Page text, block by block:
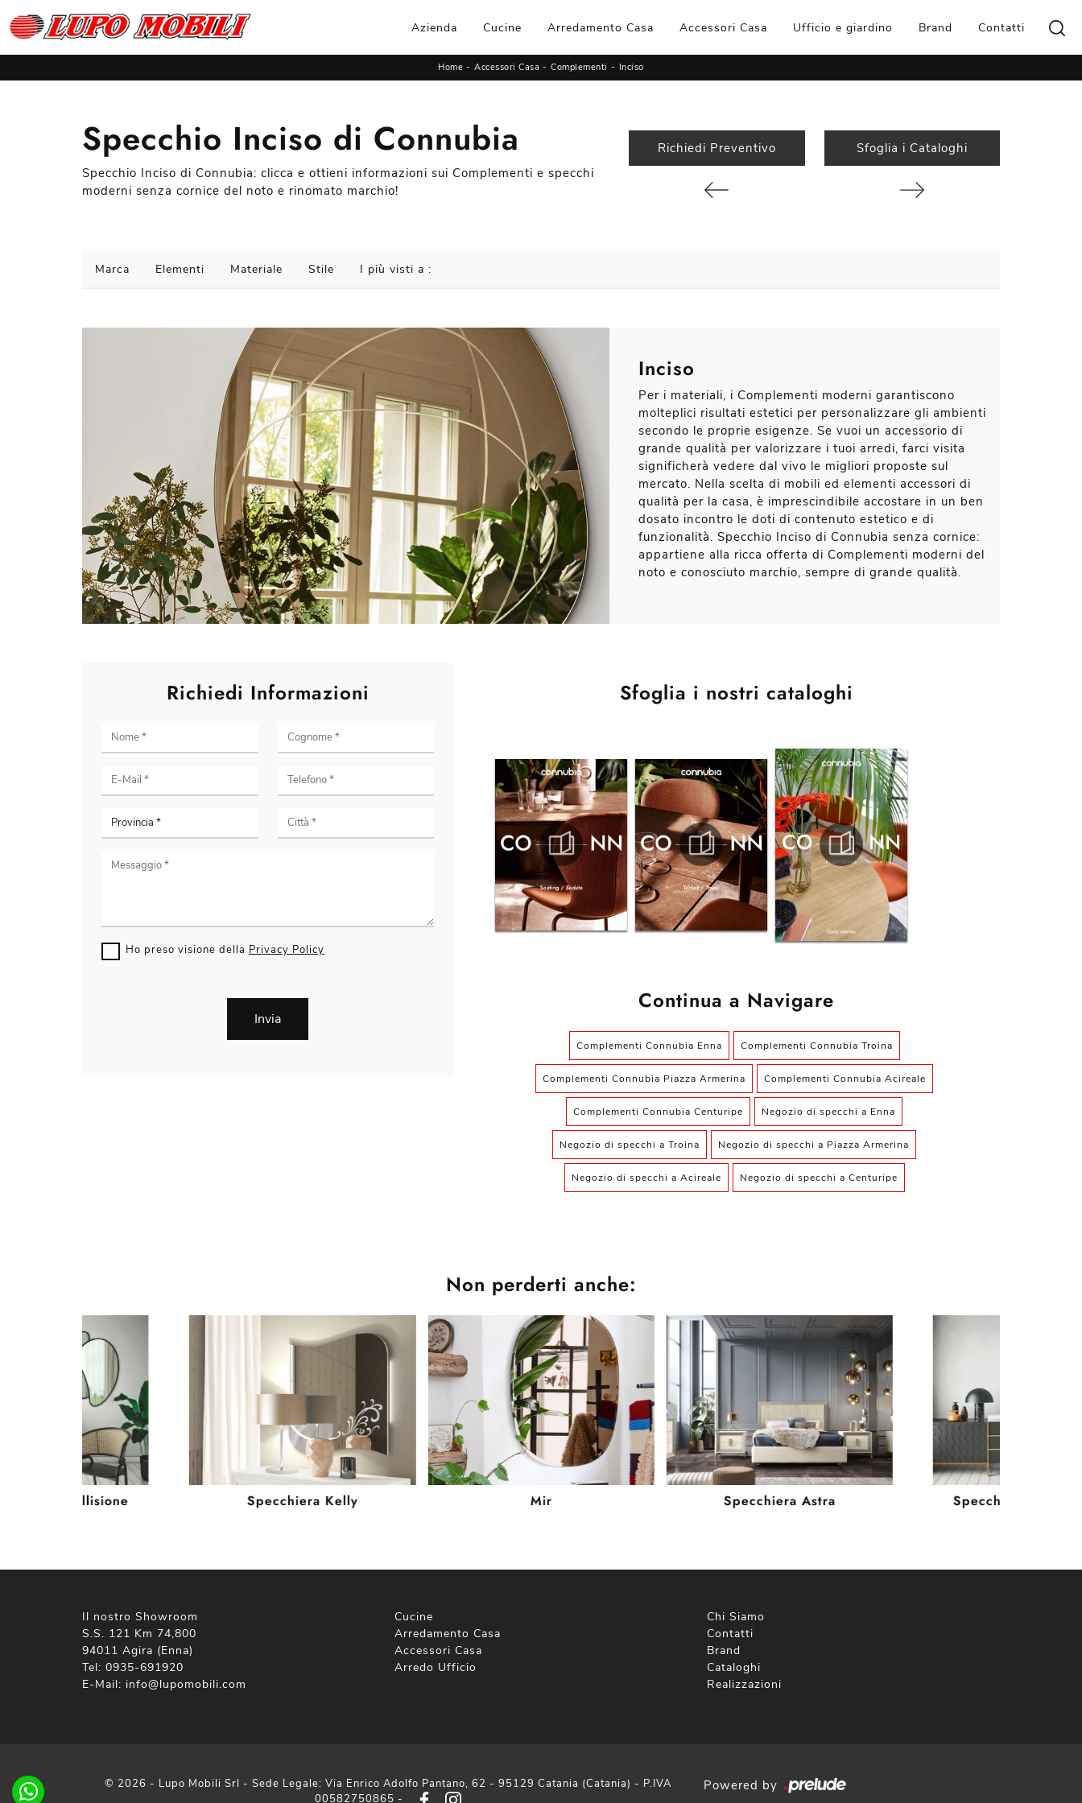
Azienda Cucine Arredamento Casa Accessori Casa Ufficio e giardino Brand Contatti
Home -Accessori Casa -Complementi - Inciso
Specchio Inciso di Connubia
Specchio Inciso di Connubia: clicca e ottieni informazioni sui Complementi e specchi
moderni senza cornice del noto e rinomato marchio!
Richiedi Preventivo Sfoglia i Cataloghi
Marca Elementi Materiale Stile I più visti a :
Inciso
Per i materiali, i Complementi moderni garantiscono
molteplici risultati estetici per personalizzare gli ambienti
secondo le proprie esigenze. Se vuoi un accessorio di
grande qualità per valorizzare i tuoi arredi, farci visita
significherà vedere dal vivo le migliori proposte sul
mercato. Nella scelta di mobili ed elementi accessori di
qualità per la casa, è imprescindibile accostare in un ben
dosato incontro le doti di contenuto estetico e di
funzionalità. Specchio Inciso di Connubia senza cornice:
appartiene alla ricca offerta di Complementi moderni del
noto e conosciuto marchio, sempre di grande qualità.
Sfoglia i nostri cataloghi
Continua a Navigare
Complementi Connubia Enna Complementi Connubia Troina
Complementi Connubia Piazza Armerina Complementi Connubia Acireale
Complementi Connubia Centuripe Negozio di specchi a Enna
Negozio di specchi a Troina Negozio di specchi a Piazza Armerina
Negozio di specchi a Acireale Negozio di specchi a Centuripe
Richiedi Informazioni
Ho preso visione della Privacy Policy
Invia
Non perderti anche:
Specchio Collisione Specchiera Kelly Mir Specchiera Astra Specchio Collisione
Il nostro Showroom
S.S. 121 Km 74,800
94011 Agira (Enna)
Tel: 0935-691920
E-Mail: info@lupomobili.com
Cucine
Arredamento Casa
Accessori Casa
Arredo Ufficio
Chi Siamo
Contatti
Brand
Cataloghi
Realizzazioni
© 2026 - Lupo Mobili Srl - Sede Legale: Via Enrico Adolfo Pantano, 62 - 95129 Catania (Catania) - P.IVA
00582750865 -
Powered by